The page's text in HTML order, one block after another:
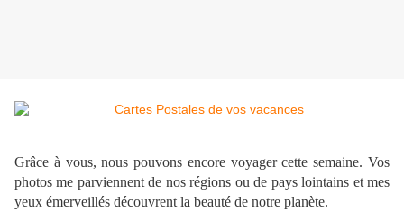
Grâce à vous, nous pouvons encore voyager cette semaine. Vos
photos me parviennent de nos régions ou de pays lointains et mes
yeux émerveillés découvrent la beauté de notre planète.